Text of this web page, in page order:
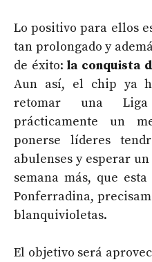
Lo positivo para ellos
tan prolongado y
de éxito:la conquista
Aun así, el chip ya
retomar una
prácticamente un
ponerse líderes
abulenses y esperar
semana más, que
Ponferradina,
blanquivioletas.
El objetivo será